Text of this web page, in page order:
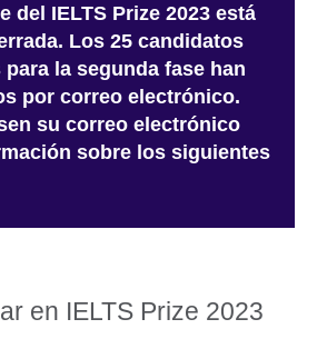
del IELTS Prize 2023 está
Los 25 candidatos
la segunda fase han
por correo electrónico.
su correo electrónico
sobre los siguientes
en IELTS Prize 2023